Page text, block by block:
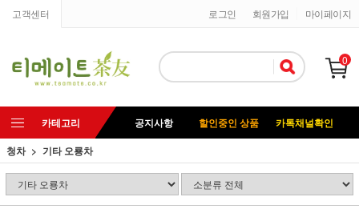
고객센터 마이페이지
회원가입
로그인
0
카테고리 공지사항 할인중인 상품
카톡채널확인
청차
기타 오룡차